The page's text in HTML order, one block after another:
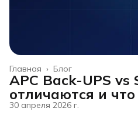
Блог
Главная ›
APC Back-UPS
отличаются и
30 апреля 2026 г.